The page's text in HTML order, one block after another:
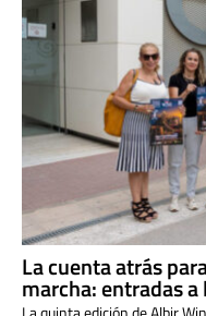
La cuenta atrás
marcha: entradas